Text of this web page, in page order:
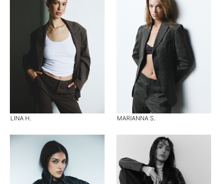
LINA H. MARIANNA S.